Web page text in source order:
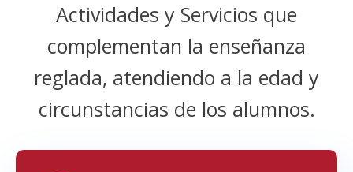
Actividades y Servicios que
complementan la enseñanza
reglada, atendiendo a la edad y
circunstancias de los alumnos.